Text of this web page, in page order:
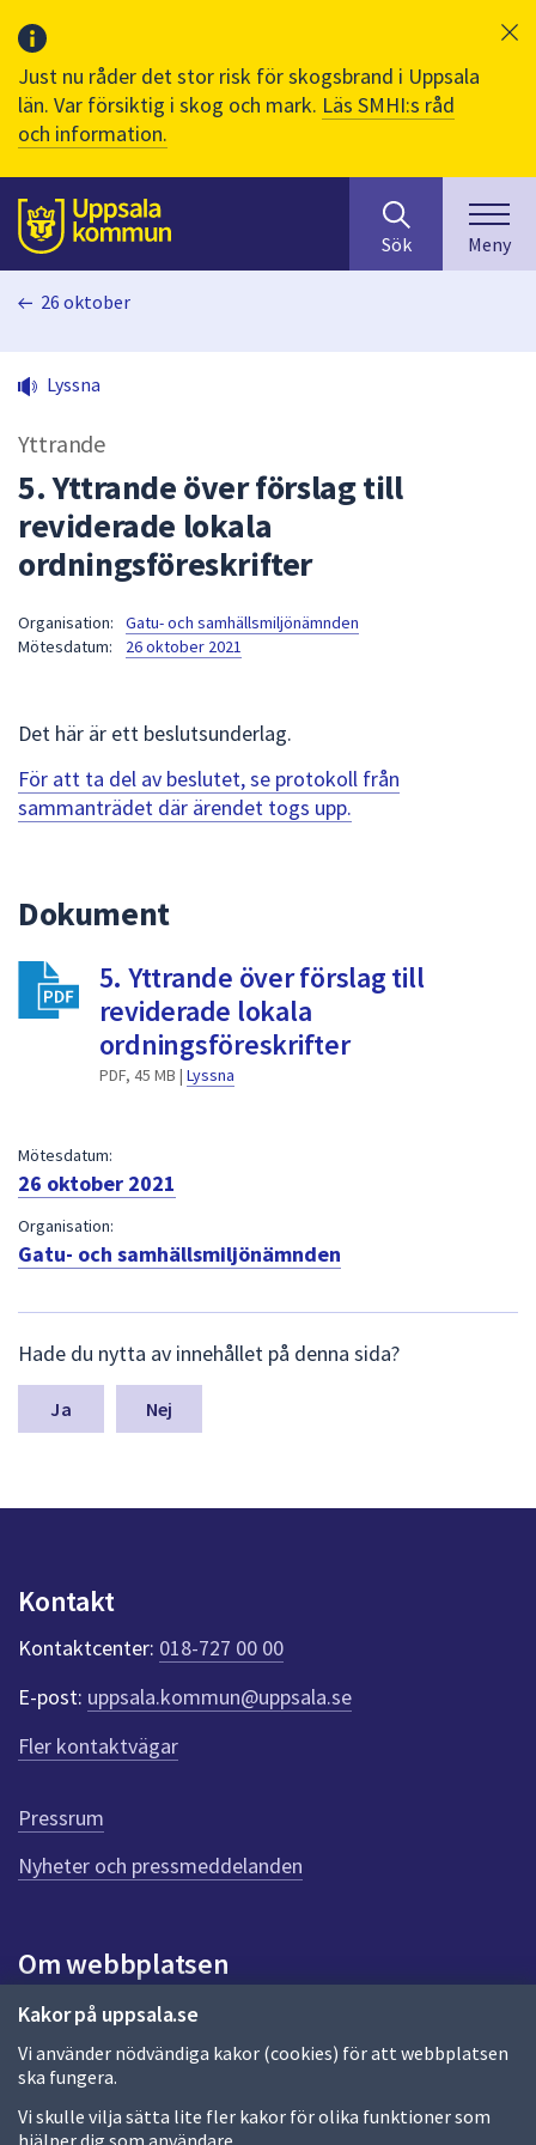
Just nu råder det stor risk för skogsbrand i Uppsala
län. Var försiktig i skog och mark. Läs SMHI:s råd
och information.
Till sidans
huvudinnehåll
efter
innehåll
på
sökfältet
kommer
under
att
navigera
mellan
att
välja
av
Sök Meny
Kakor på uppsala.se
Vi använder nödvändiga kakor (cookies) för att webbplatsen
ska fungera.
Vi skulle vilja sätta lite fler kakor för olika funktioner som
hjälper dig som användare.
26 oktober
Lyssna
Yttrande
5. Yttrande över förslag till
reviderade lokala
ordningsföreskrifter
Organisation:
Gatu- och samhällsmiljönämnden
Mötesdatum:
26 oktober 2021
Det här är ett beslutsunderlag.
För att ta del av beslutet, se protokoll från
sammanträdet där ärendet togs upp.
Dokument
5. Yttrande över förslag till
reviderade lokala
ordningsföreskrifter
PDF, 45 MB | Lyssna
Mötesdatum:
26 oktober 2021
Organisation:
Gatu- och samhällsmiljönämnden
ä
m
a
n
k
t
e
r
f
ö
r
e
n
n
a
d
a
Hade du nytta av innehållet på denna sida?
Nej
Kontakt
Kontaktcenter: 018-727 00 00
E-post: uppsala.kommun@uppsala.se
Fler kontaktvägar
Pressrum
Nyheter och pressmeddelanden
Om webbplatsen
Om webbplatsen
Allmänna handlingar och diarium
Behandling av personuppgifter